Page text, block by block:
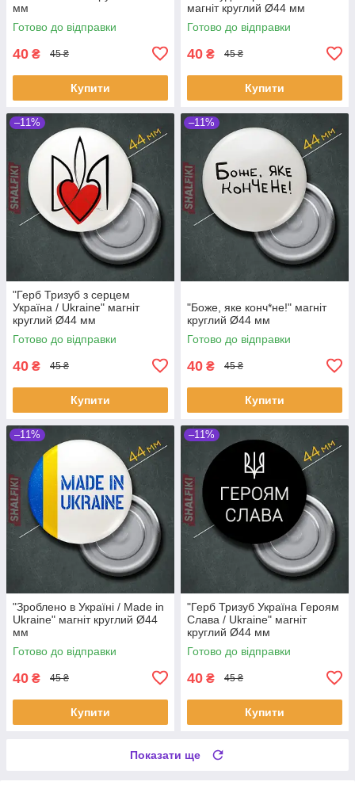
мм
Готово до відправки
40 ₴ 45 ₴
Купити
магніт круглий Ø44 мм
Готово до відправки
40 ₴ 45 ₴
Купити
–11%
"Герб Тризуб з серцем
Україна / Ukraine" магніт
круглий Ø44 мм
Готово до відправки
40 ₴ 45 ₴
Купити
–11%
"Боже, яке конч*не!" магніт
круглий Ø44 мм
Готово до відправки
40 ₴ 45 ₴
Купити
–11%
"Зроблено в Україні / Made in
Ukraine" магніт круглий Ø44
мм
Готово до відправки
40 ₴ 45 ₴
Купити
–11%
"Герб Тризуб Україна Героям
Слава / Ukraine" магніт
круглий Ø44 мм
Готово до відправки
40 ₴ 45 ₴
Купити
Показати ще